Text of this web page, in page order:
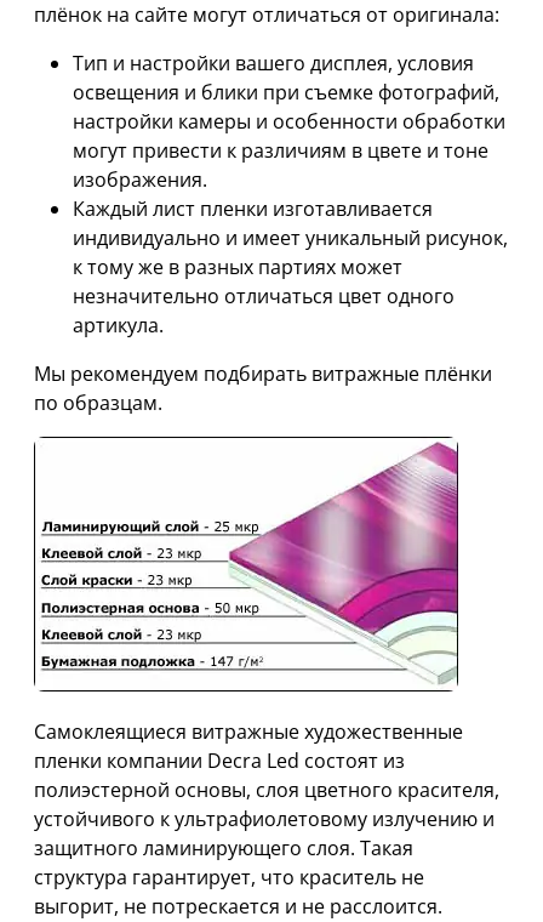
плёнок на сайте могут отличаться от оригинала:
Тип и настройки вашего дисплея, условия
освещения и блики при съемке фотографий,
настройки камеры и особенности обработки
могут привести к различиям в цвете и тоне
изображения.
Каждый лист пленки изготавливается
индивидуально и имеет уникальный рисунок,
к тому же в разных партиях может
незначительно отличаться цвет одного
артикула.
Мы рекомендуем подбирать витражные плёнки
по образцам.
Самоклеящиеся витражные художественные
пленки компании Decra Led состоят из
полиэстерной основы, слоя цветного красителя,
устойчивого к ультрафиолетовому излучению и
защитного ламинирующего слоя. Такая
структура гарантирует, что краситель не
выгорит, не потрескается и не расслоится.